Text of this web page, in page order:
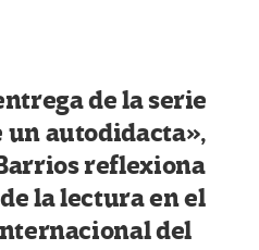
de la serie
un autodidacta»,
reflexiona
la lectura en el
del